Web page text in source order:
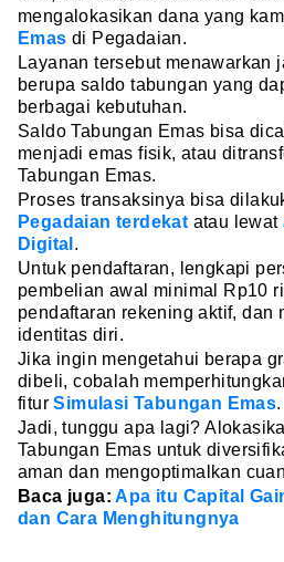
mengalokasikan dana yang
Emas di Pegadaian.
Layanan tersebut menawarkan
berupa saldo tabungan yang
berbagai kebutuhan.
Saldo Tabungan Emas bisa
menjadi emas fisik, atau
Tabungan Emas.
Proses transaksinya bisa
Pegadaian terdekat atau lewat
Digital .
Untuk pendaftaran, lengkapi
pembelian awal minimal Rp10
pendaftaran rekening aktif, dan
identitas diri.
Jika ingin mengetahui berapa
dibeli, cobalah
fiturSimulasi Tabungan Emas.
Jadi, tunggu apa lagi?
Tabungan Emas untuk
aman dan mengoptimalkan
Baca juga:Apa itu Capital
dan Cara Menghitungnya